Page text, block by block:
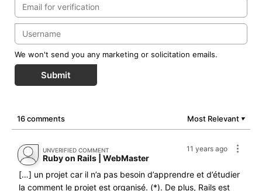
We won't send you any marketing or solicitation emails.
Submit
16 comments Most Relevant ▼
11 years ago
UNVERIFIED COMMENT
Ruby on Rails | WebMaster
[…] un projet car il n’a pas besoin d’apprendre et d’étudier
la comment le projet est organisé. (*). De plus, Rails est